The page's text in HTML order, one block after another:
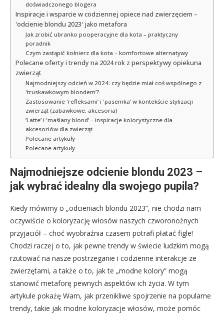
doświadczonego blogera
Inspiracje i wsparcie w codziennej opiece nad zwierzęciem –
'odcienie blondu 2023′ jako metafora
Jak zrobić ubranko pooperacyjne dla kota – praktyczny
poradnik
Czym zastąpić kołnierz dla kota – komfortowe alternatywy
Polecane oferty i trendy na 2024 rok z perspektywy opiekuna
zwierząt
Najmodniejszy odcień w 2024: czy będzie miał coś wspólnego z
'truskawkowym blondem’?
Zastosowanie 'refleksami’ i 'pasemka’ w kontekście stylizacji
zwierząt (zabawkowe, akcesoria)
’Latte’ i 'maślany blond’ – inspiracje kolorystyczne dla
akcesoriów dla zwierząt
Polecane artykuły
Polecane artykuły
Najmodniejsze odcienie blondu 2023 –
jak wybrać idealny dla swojego pupila?
Kiedy mówimy o „odcieniach blondu 2023”, nie chodzi nam
oczywiście o koloryzację włosów naszych czworonożnych
przyjaciół – choć wyobraźnia czasem potrafi płatać figle!
Chodzi raczej o to, jak pewne trendy w świecie ludzkim mogą
rzutować na nasze postrzeganie i codzienne interakcje ze
zwierzętami, a także o to, jak te „modne kolory” mogą
stanowić metaforę pewnych aspektów ich życia. W tym
artykule pokażę Wam, jak przenikliwe spojrzenie na popularne
trendy, takie jak modne koloryzacje włosów, może pomóc